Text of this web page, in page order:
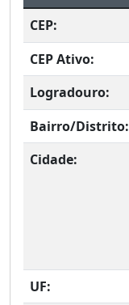
CEP:
CEP Ativo:
Logradouro:
Bairro/Distrito:
Cidade:
UF: